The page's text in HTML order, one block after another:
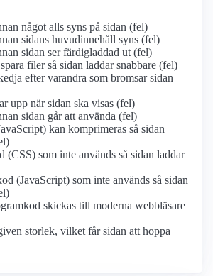
något alls syns på sidan (fel)
sidans huvudinnehåll syns (fel)
sidan ser färdigladdad ut (fel)
filer så sidan laddar snabbare (fel)
efter varandra som bromsar sidan
upp när sidan ska visas (fel)
sidan går att använda (fel)
kan komprimeras så sidan
(CSS) som inte används så sidan laddar
(JavaScript) som inte används så sidan
skickas till moderna webbläsare
storlek, vilket får sidan att hoppa